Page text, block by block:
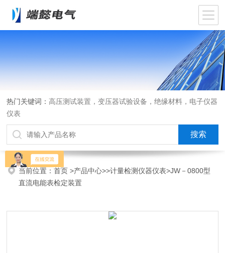
热门关键词： 高压测试装置，变压器试验设备，绝缘材料，电子仪器
仪表
当前位置：首页>产品中心>>计量检测仪器仪表>JW－0800型
直流电能表检定装置